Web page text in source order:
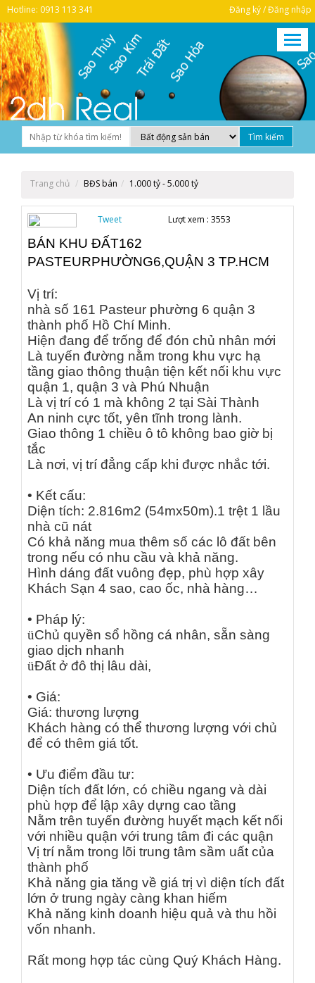
Hotline: 0913 113 341 Đăng ký / Đăng nhập
Trang chủ BĐS bán 1.000 tỷ - 5.000 tỷ
Tweet Lượt xem : 3553
BÁN KHU ĐẤT162
PASTEURPHƯỜNG6,QUẬN 3 TP.HCM
Vị trí:
nhà số 161 Pasteur phường 6 quận 3
thành phố Hồ Chí Minh.
Hiện đang để trống để đón chủ nhân mới
Là tuyến đường nằm trong khu vực hạ
tầng giao thông thuận tiện kết nối khu vực
quận 1, quận 3 và Phú Nhuận
Là vị trí có 1 mà không 2 tại Sài Thành
An ninh cực tốt, yên tĩnh trong lành.
Giao thông 1 chiều ô tô không bao giờ bị
tắc
Là nơi, vị trí đẳng cấp khi được nhắc tới.
• Kết cấu:
Diện tích: 2.816m2 (54mx50m).1 trệt 1 lầu
nhà cũ nát
Có khả năng mua thêm số các lô đất bên
trong nếu có nhu cầu và khả năng.
Hình dáng đất vuông đẹp, phù hợp xây
Khách Sạn 4 sao, cao ốc, nhà hàng…
• Pháp lý:
üChủ quyền sổ hồng cá nhân, sẵn sàng
giao dịch nhanh
üĐất ở đô thị lâu dài,
• Giá:
Giá: thương lượng
Khách hàng có thể thương lượng với chủ
để có thêm giá tốt.
• Ưu điểm đầu tư:
Diện tích đất lớn, có chiều ngang và dài
phù hợp để lập xây dựng cao tầng
Nằm trên tuyến đường huyết mạch kết nối
với nhiều quận với trung tâm đi các quận
Vị trí nằm trong lõi trung tâm sầm uất của
thành phố
Khả năng gia tăng về giá trị vì diện tích đất
lớn ở trung ngày càng khan hiếm
Khả năng kinh doanh hiệu quả và thu hồi
vốn nhanh.
Rất mong hợp tác cùng Quý Khách Hàng.